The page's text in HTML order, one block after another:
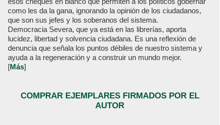
como les da la gana, ignorando la opinión de los ciudadanos,
que son sus jefes y los soberanos del sistema.
Democracia Severa, que ya está en las librerías, aporta
lucidez, libertad y solvencia ciudadana. Es una reflexión de
denuncia que señala los puntos débiles de nuestro sistema y
ayuda a la regeneración y a construir un mundo mejor.
[Más]
COMPRAR EJEMPLARES FIRMADOS POR EL
AUTOR